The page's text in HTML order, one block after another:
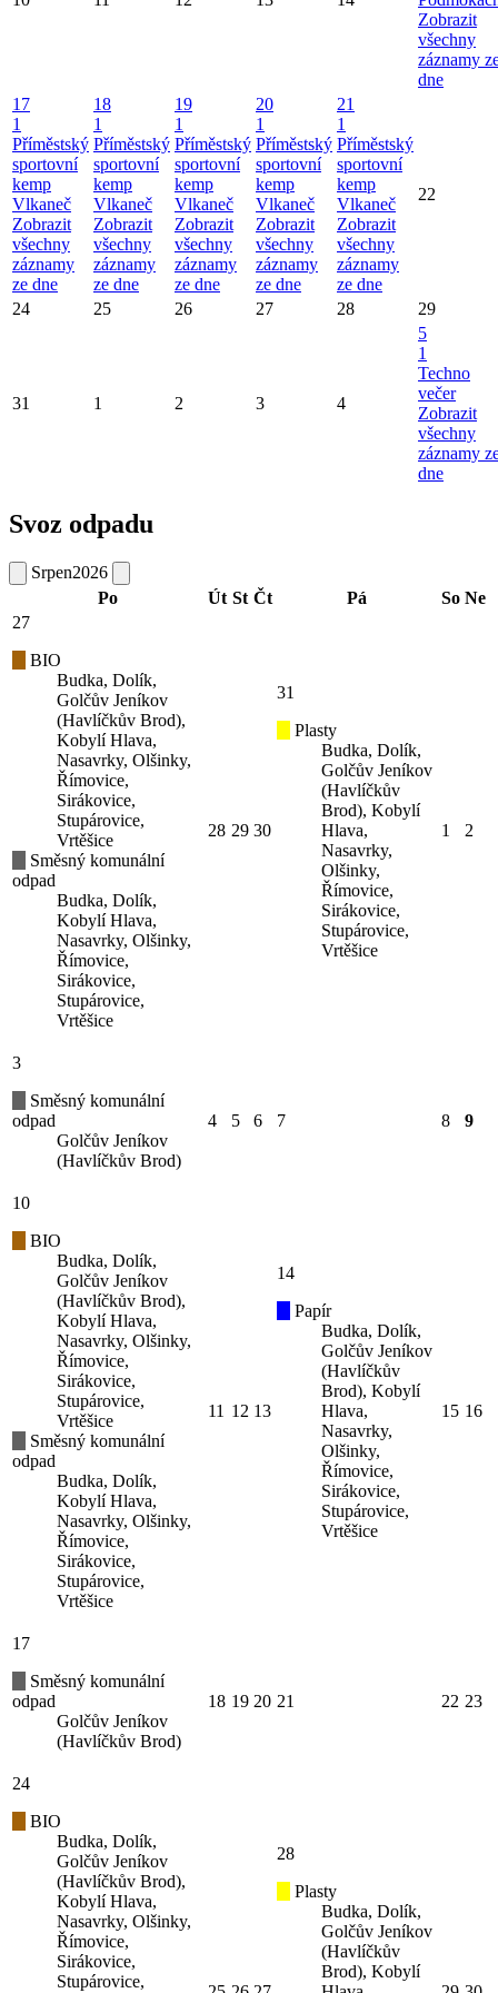
Zobrazit
všechny
záznamy
dne
17
1
Příměstský
sportovní
kemp
Vlkaneč
Zobrazit
všechny
záznamy
ze dne
18
1
Příměstský
sportovní
kemp
Vlkaneč
Zobrazit
všechny
záznamy
ze dne
19
1
Příměstský
sportovní
kemp
Vlkaneč
Zobrazit
všechny
záznamy
ze dne
20
1
Příměstský
sportovní
kemp
Vlkaneč
Zobrazit
všechny
záznamy
ze dne
21
1
Příměstský
sportovní
kemp
Vlkaneč
Zobrazit
všechny
záznamy
ze dne
22
24 25 26 27 28 29
31 1 2 3 4
5
1
Techno
večer
Zobrazit
všechny
záznamy
dne
Svoz odpadu
Srpen2026
Po
Út St Čt Pá So Ne
27
BIO
Budka, Dolík,
Golčův Jeníkov
(Havlíčkův Brod),
Kobylí Hlava,
Nasavrky, Olšinky,
Římovice,
Sirákovice,
Stupárovice,
Vrtěšice
Směsný komunální
odpad
Budka, Dolík,
Kobylí Hlava,
Nasavrky, Olšinky,
Římovice,
Sirákovice,
Stupárovice,
Vrtěšice
28 29 30
31
Plasty
Budka, Dolík,
Golčův Jeníkov
(Havlíčkův
Brod), Kobylí
Hlava,
Nasavrky,
Olšinky,
Římovice,
Sirákovice,
Stupárovice,
Vrtěšice
1 2
3
Směsný komunální
odpad
Golčův Jeníkov
(Havlíčkův Brod)
4 5 6 7 8 9
10
BIO
Budka, Dolík,
Golčův Jeníkov
(Havlíčkův Brod),
Kobylí Hlava,
Nasavrky, Olšinky,
Římovice,
Sirákovice,
Stupárovice,
Vrtěšice
Směsný komunální
odpad
Budka, Dolík,
Kobylí Hlava,
Nasavrky, Olšinky,
Římovice,
Sirákovice,
Stupárovice,
Vrtěšice
11 12 13
14
Papír
Budka, Dolík,
Golčův Jeníkov
(Havlíčkův
Brod), Kobylí
Hlava,
Nasavrky,
Olšinky,
Římovice,
Sirákovice,
Stupárovice,
Vrtěšice
15 16
17
Směsný komunální
odpad
Golčův Jeníkov
(Havlíčkův Brod)
18 19 20 21 22 23
24
BIO
Budka, Dolík,
Golčův Jeníkov
(Havlíčkův Brod),
Kobylí Hlava,
Nasavrky, Olšinky,
Římovice,
Sirákovice,
Stupárovice,
28
Plasty
Budka, Dolík,
Golčův Jeníkov
(Havlíčkův
Brod), Kobylí